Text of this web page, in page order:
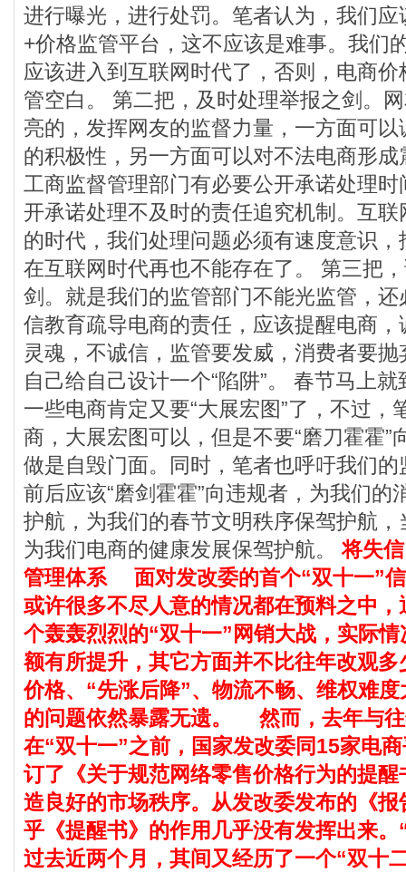
进行曝光，进行处罚。笔者认为，我们应
+价格监管平台，这不应该是难事。我们
应该进入到互联网时代了，否则，电商
管空白。 第二把，及时处理举报之剑。
亮的，发挥网友的监督力量，一方面可以
的积极性，另一方面可以对不法电商形成
工商监督管理部门有必要公开承诺处理时
开承诺处理不及时的责任追究机制。互联
的时代，我们处理问题必须有速度意识，
在互联网时代再也不能存在了。 第三把
剑。就是我们的监管部门不能光监管，还
信教育疏导电商的责任，应该提醒电商，
灵魂，不诚信，监管要发威，消费者要
自己给自己设计一个“陷阱”。 春节马上
一些电商肯定又要“大展宏图”了，不过，
商，大展宏图可以，但是不要“磨刀霍霍”
做是自毁门面。同时，笔者也呼吁我们的
前后应该“磨剑霍霍”向违规者，为我们的
护航，为我们的春节文明秩序保驾护航，
为我们电商的健康发展保驾护航。将失
管理体系
面对发改委的首个“双十一”
或许很多不尽人意的情况都在预料之中，
个轰轰烈烈的“双十一”网销大战，实际
额有所提升，其它方面并不比往年改观多
价格、“先涨后降”、物流不畅、维权难
的问题依然暴露无遗。
然而，去年与
在“双十一”之前，国家发改委同15家电
订了《关于规范网络零售价格行为的提醒
造良好的市场秩序。从发改委发布的《报
乎《提醒书》的作用几乎没有发挥出来。
过去近两个月，其间又经历了一个“双十